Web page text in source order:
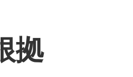
拠